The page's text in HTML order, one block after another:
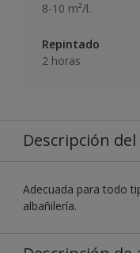
8-10 m²/l.
Repintado
2 horas
Descripción
Adecuada para todo
albañilería.